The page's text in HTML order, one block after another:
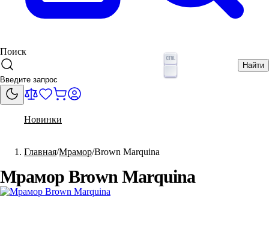
Поиск
Найти
Новинки
Главная Мрамор Brown Marquina
Мрамор Brown Marquina